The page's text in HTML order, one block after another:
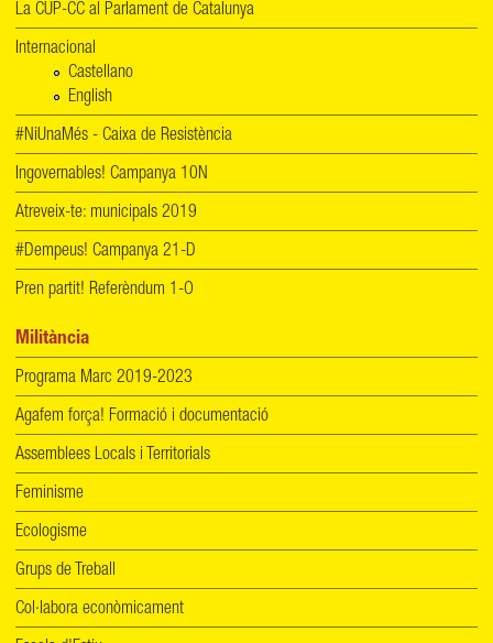
La CUP-CC al Parlament de Catalunya
Internacional
Castellano
English
#NiUnaMés - Caixa de Resistència
Ingovernables! Campanya 10N
Atreveix-te: municipals 2019
#Dempeus! Campanya 21-D
Pren partit! Referèndum 1-O
Militància
Programa Marc 2019-2023
Agafem força! Formació i documentació
Assemblees Locals i Territorials
Feminisme
Ecologisme
Grups de Treball
Col·labora econòmicament